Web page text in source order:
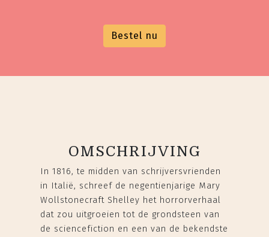
Bestel nu
OMSCHRIJVING
In 1816, te midden van schrijversvrienden
in Italië, schreef de negentienjarige Mary
Wollstonecraft Shelley het horrorverhaal
dat zou uitgroeien tot de grondsteen van
de sciencefiction en een van de bekendste